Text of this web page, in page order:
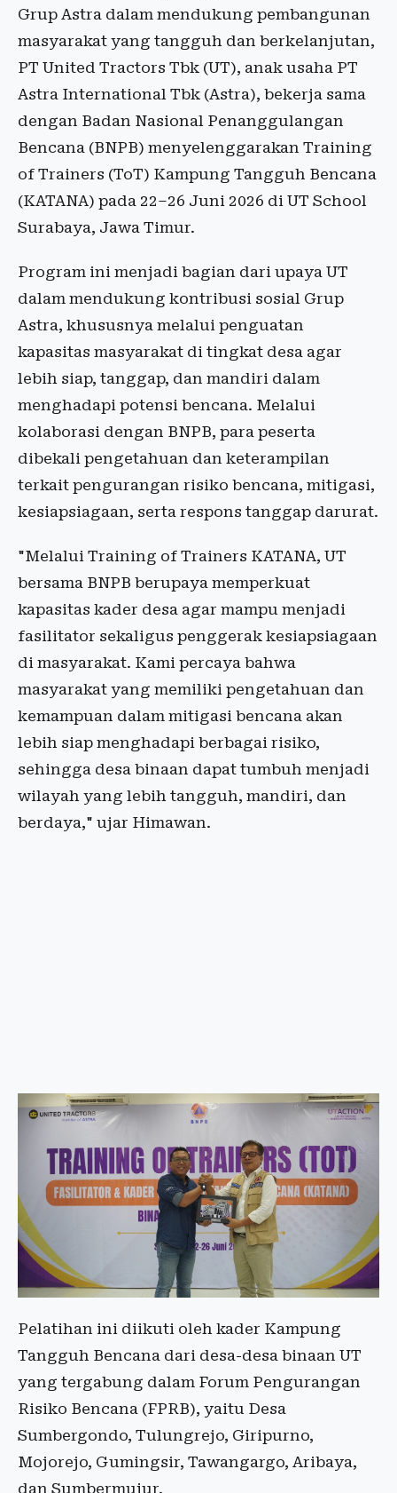
Grup Astra dalam mendukung pembangunan
masyarakat yang tangguh dan berkelanjutan,
PT United Tractors Tbk (UT), anak usaha PT
Astra International Tbk (Astra), bekerja sama
dengan Badan Nasional Penanggulangan
Bencana (BNPB) menyelenggarakan Training
of Trainers (ToT) Kampung Tangguh Bencana
(KATANA) pada 22–26 Juni 2026 di UT School
Surabaya, Jawa Timur.
Program ini menjadi bagian dari upaya UT
dalam mendukung kontribusi sosial Grup
Astra, khususnya melalui penguatan
kapasitas masyarakat di tingkat desa agar
lebih siap, tanggap, dan mandiri dalam
menghadapi potensi bencana. Melalui
kolaborasi dengan BNPB, para peserta
dibekali pengetahuan dan keterampilan
terkait pengurangan risiko bencana, mitigasi,
kesiapsiagaan, serta respons tanggap darurat.
"Melalui Training of Trainers KATANA, UT
bersama BNPB berupaya memperkuat
kapasitas kader desa agar mampu menjadi
fasilitator sekaligus penggerak kesiapsiagaan
di masyarakat. Kami percaya bahwa
masyarakat yang memiliki pengetahuan dan
kemampuan dalam mitigasi bencana akan
lebih siap menghadapi berbagai risiko,
sehingga desa binaan dapat tumbuh menjadi
wilayah yang lebih tangguh, mandiri, dan
berdaya," ujar Himawan.
Pelatihan ini diikuti oleh kader Kampung
Tangguh Bencana dari desa-desa binaan UT
yang tergabung dalam Forum Pengurangan
Risiko Bencana (FPRB), yaitu Desa
Sumbergondo, Tulungrejo, Giripurno,
Mojorejo, Gumingsir, Tawangargo, Aribaya,
dan Sumbermujur.